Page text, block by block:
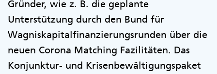
Gründer, wie z. B. die geplante
Unterstützung durch den Bund für
Wagniskapitalfinanzierungsrunden über die
neuen Corona Matching Fazilitäten. Das
Konjunktur- und Krisenbewältigungspaket